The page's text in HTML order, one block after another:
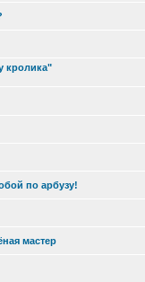
кролика"
по арбузу!
мастер